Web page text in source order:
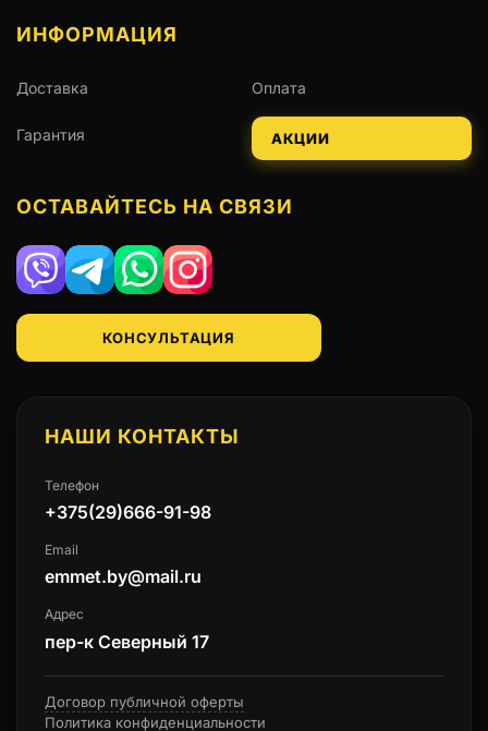
ИНФОРМАЦИЯ
Доставка Оплата
Гарантия АКЦИИ
ОСТАВАЙТЕСЬ НА СВЯЗИ
Viber TelegramWhatsAppInstagram
КОНСУЛЬТАЦИЯ
НАШИ КОНТАКТЫ
Телефон
+375(29)666-91-98
Email
emmet.by@mail.ru
Адрес
пер-к Северный 17
Договор публичной оферты
Политика конфиденциальности